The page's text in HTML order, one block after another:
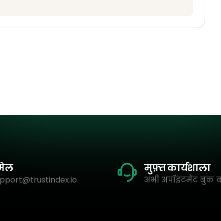
मुफ़्त कार्यशाला
अभी अपॉइंटमेंट बुक